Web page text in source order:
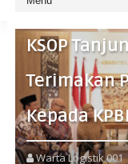
KSOP
Terimakan
Kepada
Warta Logistik 001